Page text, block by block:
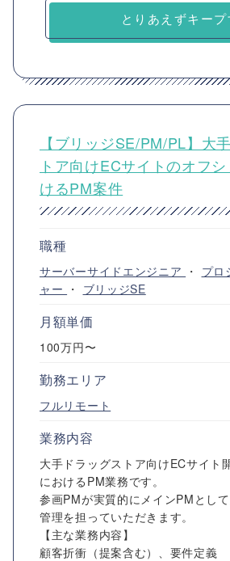
とりあえずキープ
【ブリッジSE/PM/PL】大
トア向けECサイトのオフ
けるPM案件
職種
サーバーサイドエンジニア ・ プロ
ャー ・ ブリッジSE
月額単価
100万円〜
勤務エリア
フルリモート
業務内容
大手ドラッグストア向けECサイト
におけるPM業務です。
参画PMが実質的にメインPMとし
管理を担っていただきます。
【主な業務内容】
顧客折衝（提案含む）、要件定義